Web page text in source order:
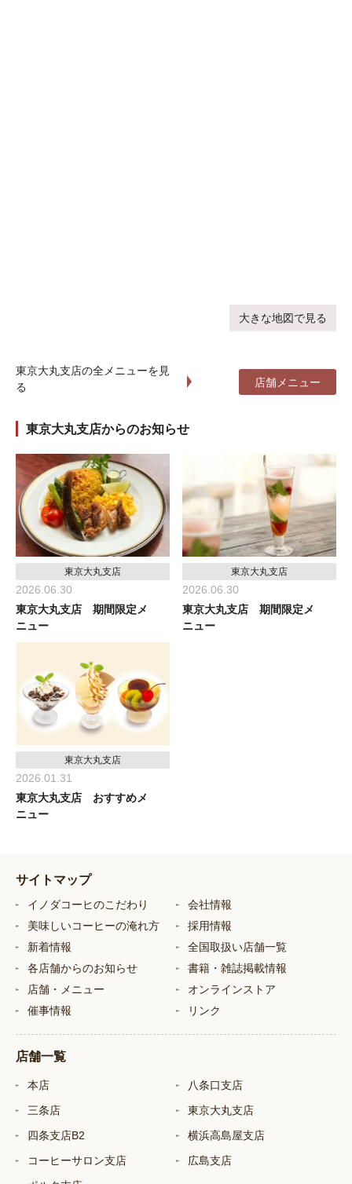
大きな地図で見る
東京大丸支店の全メニューを見
る
店舗メニュー
東京大丸支店からのお知らせ
東京大丸支店
2026.06.30
東京大丸支店 期間限定メ
ニュー
東京大丸支店
2026.06.30
東京大丸支店 期間限定メ
ニュー
東京大丸支店
2026.01.31
東京大丸支店 おすすめメ
ニュー
サイトマップ
イノダコーヒのこだわり
美味しいコーヒーの淹れ方
新着情報
各店舗からのお知らせ
店舗・メニュー
催事情報
会社情報
採用情報
全国取扱い店舗一覧
書籍・雑誌掲載情報
オンラインストア
リンク
店舗一覧
本店
三条店
四条支店B2
コーヒーサロン支店
八条口支店
東京大丸支店
横浜高島屋支店
広島支店